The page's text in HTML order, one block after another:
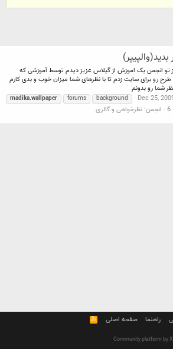
تو انجمن یک اموزش از گیلاس عزیز دیدم توسط آموزشی که
رو برای سایت زدم تا با نظرهای شما میزان خوب و بدی کارم
شما رو بدونم
Dec 25,
background
forums
madika.wallpaper
انجمن: نظرخواهی و گالری
راهنما صفحه اصلی
R
S
Community platform by